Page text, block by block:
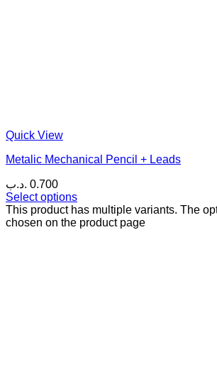
Quick View
Metalic Mechanical Pencil + Leads
0.700 .د.ب
Select options
This product has multiple variants. The
chosen on the product page